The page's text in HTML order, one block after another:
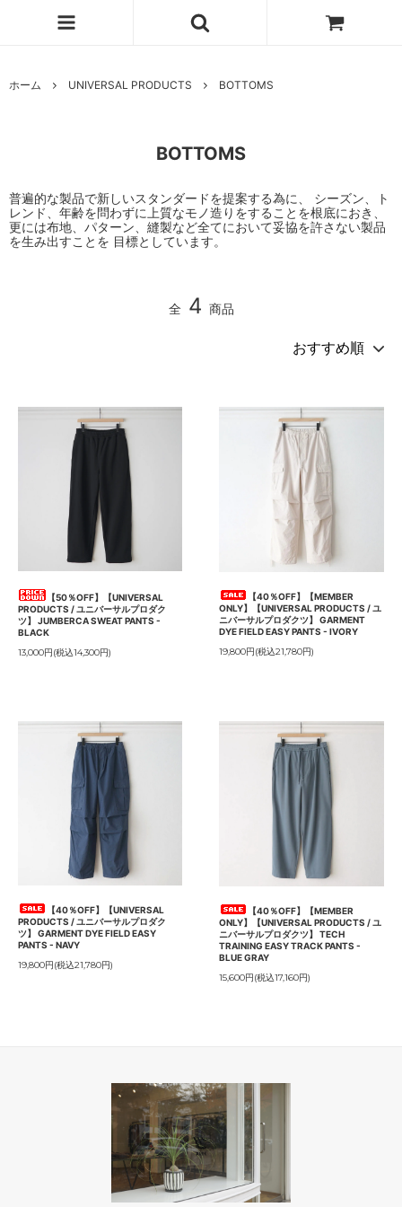
ホーム UNIVERSAL PRODUCTS BOTTOMS
BOTTOMS
普遍的な製品で新しいスタンダードを提案する為に、 シーズン、ト
レンド、年齢を問わずに上質なモノ造りをすることを根底におき、
更には布地、パターン、縫製など全てにおいて妥協を許さない製品
を生み出すことを 目標としています。
全 4 商品
【50％OFF】【UNIVERSAL
PRODUCTS / ユニバーサルプロダク
ツ】 JUMBERCA SWEAT PANTS -
BLACK
13,000円(税込14,300円)
【40％OFF】【MEMBER
ONLY】【UNIVERSAL PRODUCTS / ユ
ニバーサルプロダクツ】 GARMENT
DYE FIELD EASY PANTS - IVORY
19,800円(税込21,780円)
【40％OFF】【UNIVERSAL
PRODUCTS / ユニバーサルプロダク
ツ】 GARMENT DYE FIELD EASY
PANTS - NAVY
19,800円(税込21,780円)
【40％OFF】【MEMBER
ONLY】【UNIVERSAL PRODUCTS / ユ
ニバーサルプロダクツ】 TECH
TRAINING EASY TRACK PANTS -
BLUE GRAY
15,600円(税込17,160円)